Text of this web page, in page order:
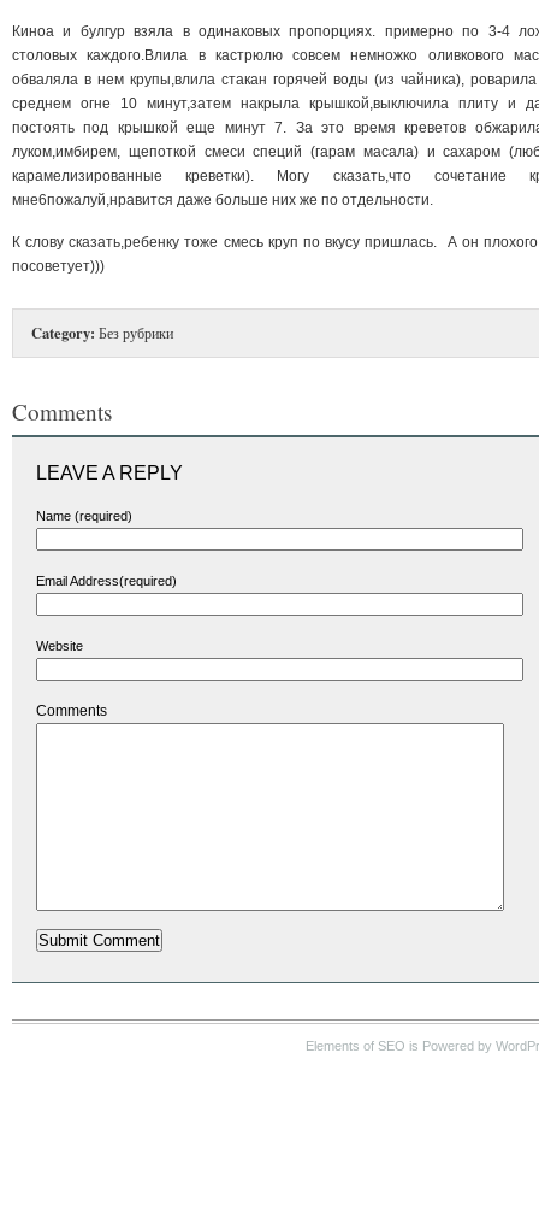
Киноа и булгур взяла в одинаковых пропорциях. примерно по 3-4
столовых каждого.Влила в кастрюлю совсем немножко оливкового
обваляла в нем крупы,влила стакан горячей воды (из чайника),
среднем огне 10 минут,затем накрыла крышкой,выключила плиту и
постоять под крышкой еще минут 7. За это время креветов
луком,имбирем, щепоткой смеси специй (гарам масала) и сахаром
карамелизированные креветки). Могу сказать,что сочетание
мне6пожалуй,нравится даже больше них же по отдельности.
К слову сказать,ребенку тоже смесь круп по вкусу пришлась. А он
посоветует)))
Category: Без рубрики
Comments
LEAVE A REPLY
Name (required)
Email Address(required)
Website
Comments
Elements of SEO is Powered by